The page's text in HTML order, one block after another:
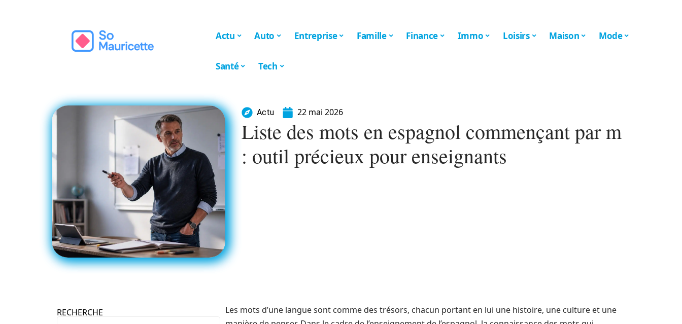
Actu Auto Entreprise Famille Finance Immo Loisirs Maison Mode
Santé Tech
Actu 22 mai 2026
Liste des mots en espagnol commençant par m
: outil précieux pour enseignants
RECHERCHE
Les mots d’une langue sont comme des trésors, chacun portant en lui une histoire, une culture et une